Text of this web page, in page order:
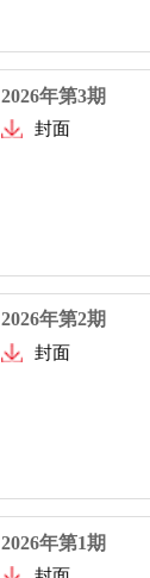
2026年第3期
封面
2026年第2期
封面
2026年第1期